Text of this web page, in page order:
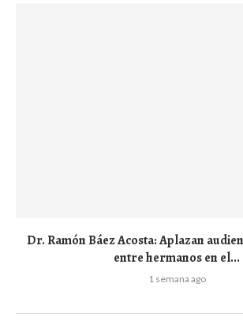
Dr. Ramón Báez Acosta: Aplazan
entre hermanos en el...
1 semana ago